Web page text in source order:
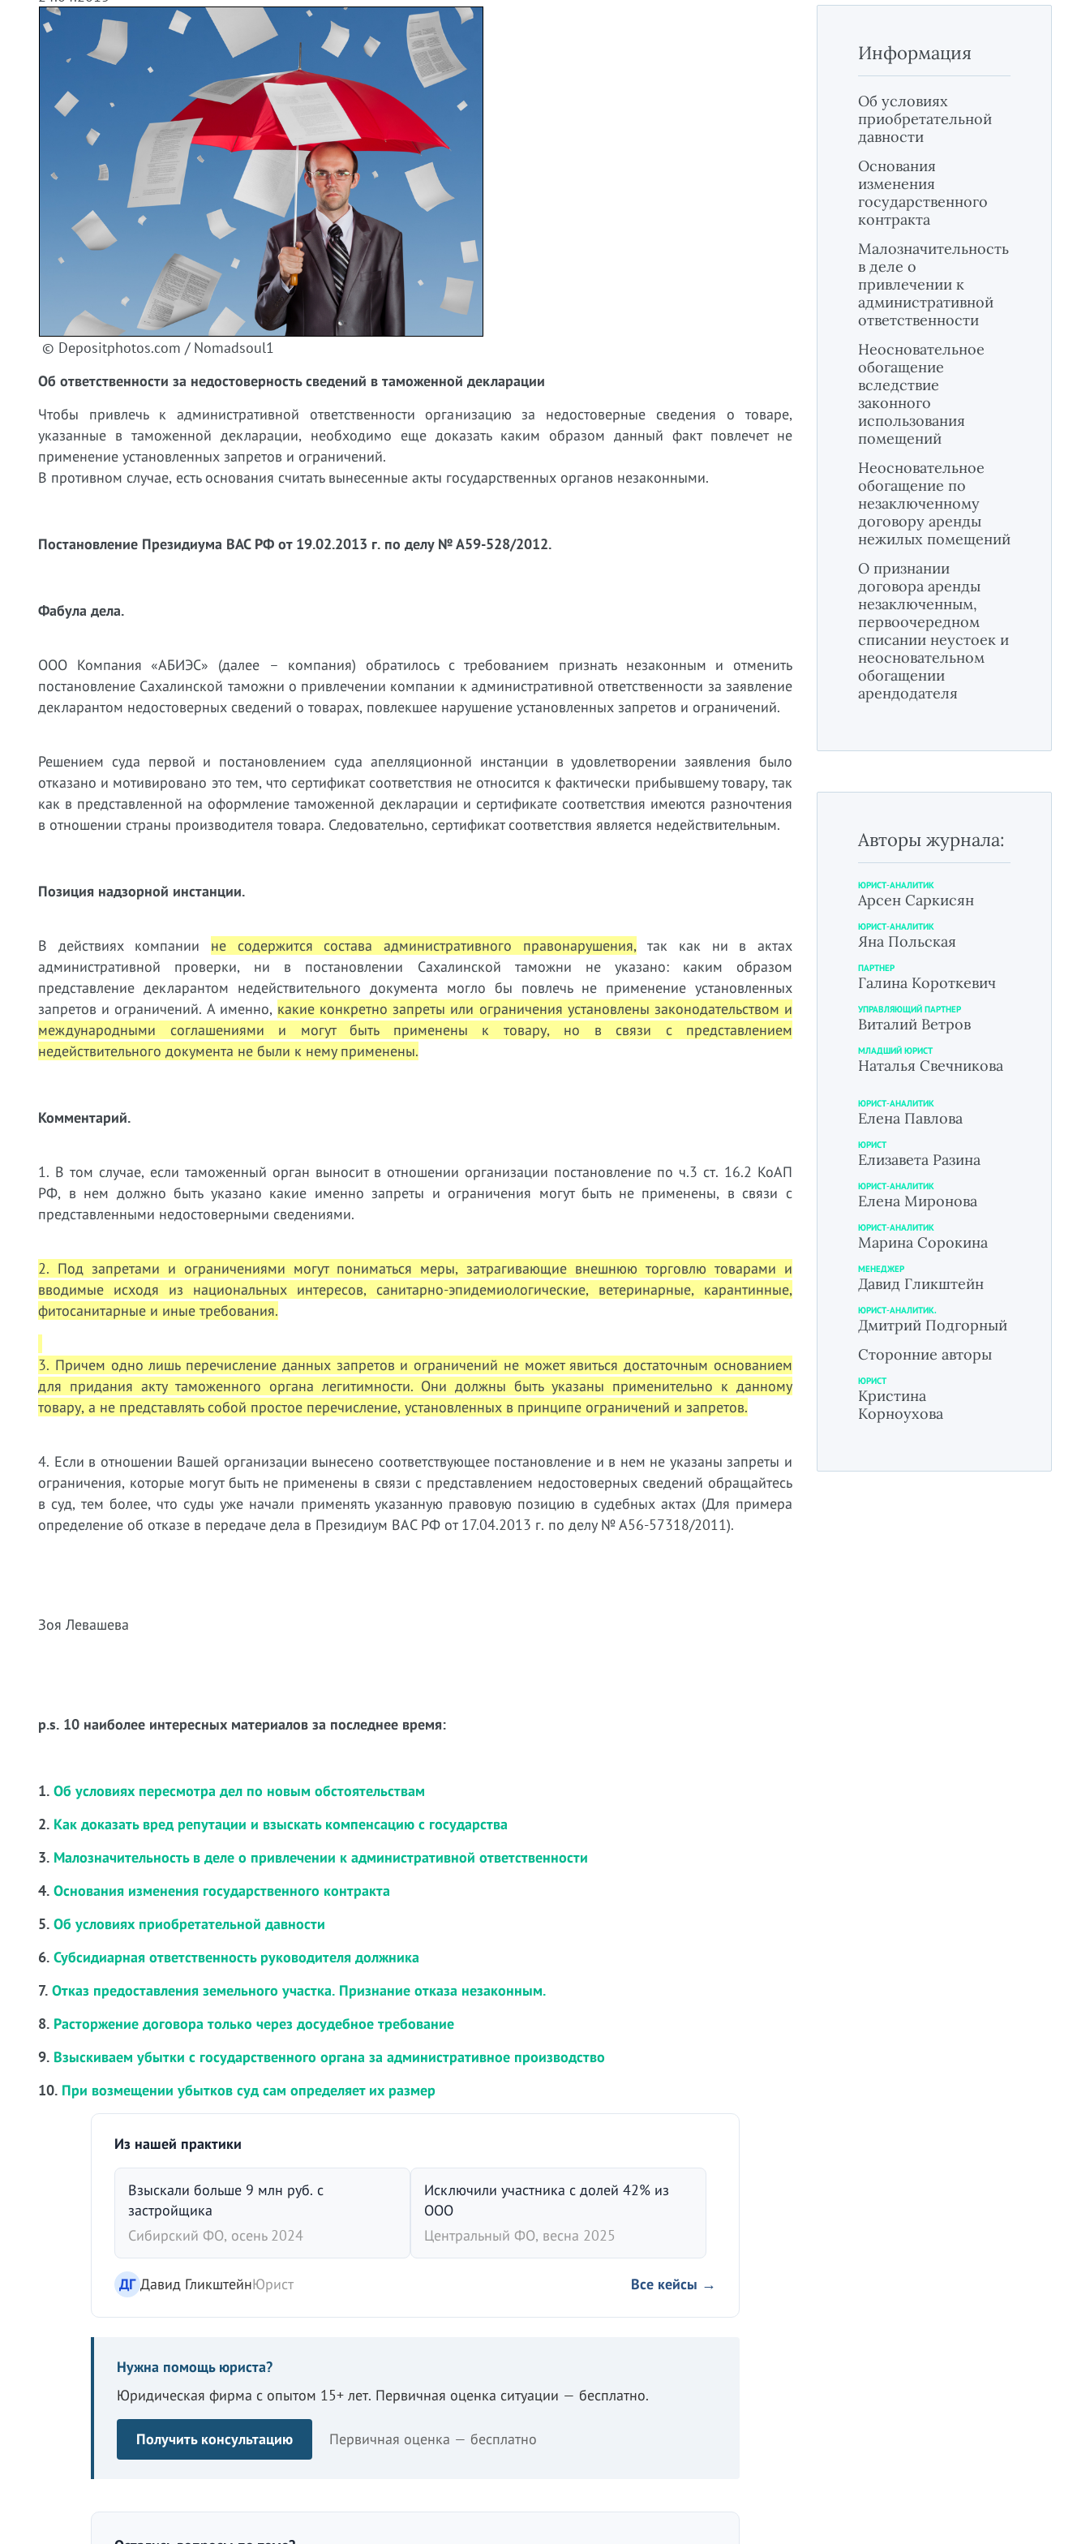
© Depositphotos.com / Nomadsoul1
Об ответственности за недостоверность сведений в таможенной декларации
Чтобы привлечь к административной ответственности организацию за недостоверные сведения о товаре,
указанные в таможенной декларации, необходимо еще доказать каким образом данный факт повлечет не
применение установленных запретов и ограничений.
В противном случае, есть основания считать вынесенные акты государственных органов незаконными.
Постановление Президиума ВАС РФ от 19.02.2013 г. по делу № А59-528/2012.
Фабула дела.
ООО Компания «АБИЭС» (далее – компания) обратилось с требованием признать незаконным и отменить
постановление Сахалинской таможни о привлечении компании к административной ответственности за заявление
декларантом недостоверных сведений о товарах, повлекшее нарушение установленных запретов и ограничений.
Решением суда первой и постановлением суда апелляционной инстанции в удовлетворении заявления было
отказано и мотивировано это тем, что сертификат соответствия не относится к фактически прибывшему товару, так
как в представленной на оформление таможенной декларации и сертификате соответствия имеются разночтения
в отношении страны производителя товара. Следовательно, сертификат соответствия является недействительным.
Позиция надзорной инстанции.
В действиях компании не содержится состава административного правонарушения,так как ни в актах
административной проверки, ни в постановлении Сахалинской таможни не указано: каким образом
представление декларантом недействительного документа могло бы повлечь не применение установленных
запретов и ограничений. А именно, какие конкретно запреты или ограничения установлены законодательством и
международными соглашениями и могут быть применены к товару, но в связи с представлением
недействительного документа не были к нему применены.
Комментарий.
1. В том случае, если таможенный орган выносит в отношении организации постановление по ч.3 ст. 16.2 КоАП
РФ, в нем должно быть указано какие именно запреты и ограничения могут быть не применены, в связи с
представленными недостоверными сведениями.
2. Под запретами и ограничениями могут пониматься меры, затрагивающие внешнюю торговлю товарами и
вводимые исходя из национальных интересов, санитарно-эпидемиологические, ветеринарные, карантинные,
фитосанитарные и иные требования.
3. Причем одно лишь перечисление данных запретов и ограничений не может явиться достаточным основанием
для придания акту таможенного органа легитимности. Они должны быть указаны применительно к данному
товару, а не представлять собой простое перечисление, установленных в принципе ограничений и запретов.
4. Если в отношении Вашей организации вынесено соответствующее постановление и в нем не указаны запреты и
ограничения, которые могут быть не применены в связи с представлением недостоверных сведений обращайтесь
в суд, тем более, что суды уже начали применять указанную правовую позицию в судебных актах (Для примера
определение об отказе в передаче дела в Президиум ВАС РФ от 17.04.2013 г. по делу № А56-57318/2011).
Зоя Левашева
p.s. 10 наиболее интересных материалов за последнее время:
1. Об условиях пересмотра дел по новым обстоятельствам
2. Как доказать вред репутации и взыскать компенсацию с государства
3. Малозначительность в деле о привлечении к административной ответственности
4. Основания изменения государственного контракта
5. Об условиях приобретательной давности
6. Субсидиарная ответственность руководителя должника
7. Отказ предоставления земельного участка. Признание отказа незаконным.
8. Расторжение договора только через досудебное требование
9. Взыскиваем убытки с государственного органа за административное производство
10. При возмещении убытков суд сам определяет их размер
Из нашей практики
Взыскали больше 9 млн руб. с
застройщика
Сибирский ФО, осень 2024
Исключили участника с долей 42% из
ООО
Центральный ФО, весна 2025
ДГ Давид ГликштейнЮрист Все кейсы →
Нужна помощь юриста?
Юридическая фирма с опытом 15+ лет. Первичная оценка ситуации — бесплатно.
Получить консультацию Первичная оценка — бесплатно
Информация
Об условиях
приобретательной
давности
Основания
изменения
государственного
контракта
Малозначительность
в деле о
привлечении к
административной
ответственности
Неосновательное
обогащение
вследствие
законного
использования
помещений
Неосновательное
обогащение по
незаключенному
договору аренды
нежилых помещений
О признании
договора аренды
незаключенным,
первоочередном
списании неустоек и
неосновательном
обогащении
арендодателя
Авторы журнала:
ЮРИСТ-АНАЛИТИК
Арсен Саркисян
ЮРИСТ-АНАЛИТИК
Яна Польская
ПАРТНЕР
Галина Короткевич
УПРАВЛЯЮЩИЙ ПАРТНЕР
Виталий Ветров
МЛАДШИЙ ЮРИСТ
Наталья Свечникова
ЮРИСТ-АНАЛИТИК
Елена Павлова
ЮРИСТ
Елизавета Разина
ЮРИСТ-АНАЛИТИК
Елена Миронова
ЮРИСТ-АНАЛИТИК
Марина Сорокина
МЕНЕДЖЕР
Давид Гликштейн
ЮРИСТ-АНАЛИТИК.
Дмитрий Подгорный
Сторонние авторы
ЮРИСТ
Кристина
Корноухова